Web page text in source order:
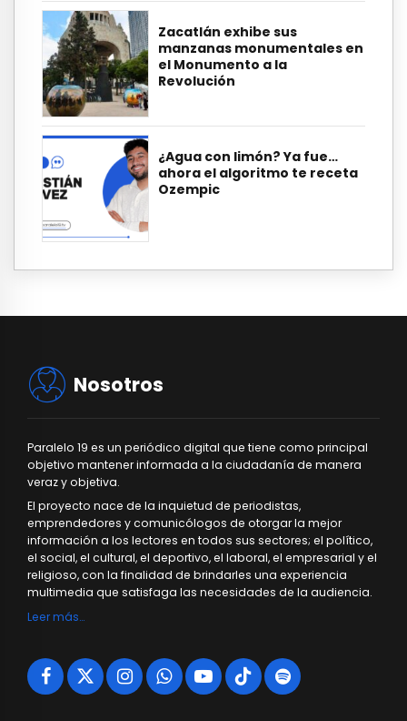
Zacatlán exhibe sus
manzanas monumentales en
el Monumento a la
Revolución
¿Agua con limón? Ya fue…
ahora el algoritmo te receta
Ozempic
Nosotros
Paralelo 19 es un periódico digital que tiene como principal
objetivo mantener informada a la ciudadanía de manera
veraz y objetiva.
El proyecto nace de la inquietud de periodistas,
emprendedores y comunicólogos de otorgar la mejor
información a los lectores en todos sus sectores; el político,
el social, el cultural, el deportivo, el laboral, el empresarial y el
religioso, con la finalidad de brindarles una experiencia
multimedia que satisfaga las necesidades de la audiencia.
Leer más…